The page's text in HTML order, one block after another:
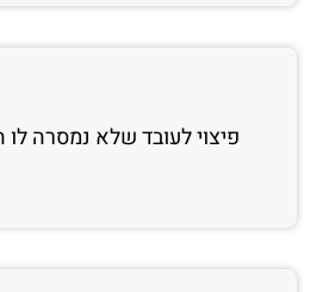
פיצוי לעובד שלא נמסרה לו